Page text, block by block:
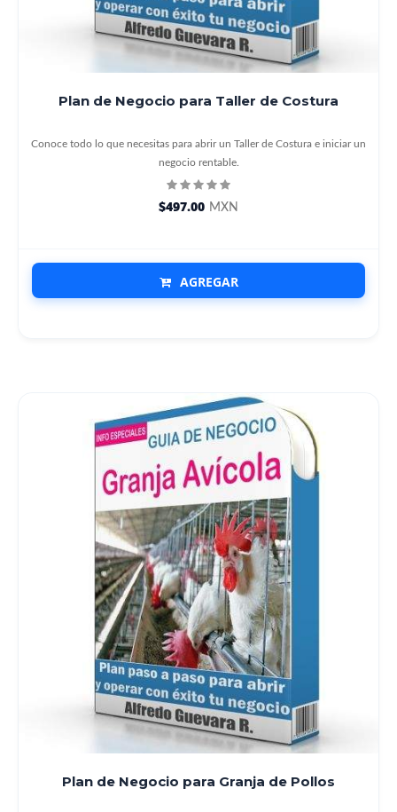
Plan de Negocio para Taller de Costura
Conoce todo lo que necesitas para abrir un Taller de Costura e iniciar un
negocio rentable.
$497.00 MXN
AGREGAR
Plan de Negocio para Granja de Pollos